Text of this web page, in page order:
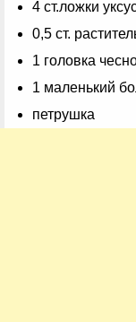
4 ст.ложки
0,5 ст.
1 головка
1 маленький
петрушка